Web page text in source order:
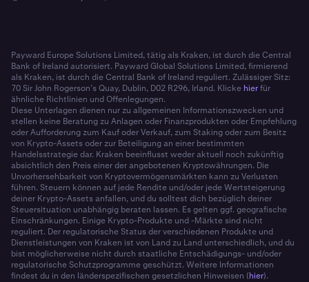
Payward Europe Solutions Limited, tätig als Kraken, ist durch die Central
Bank of Ireland autorisiert. Payward Global Solutions Limited, firmierend
als Kraken, ist durch die Central Bank of Ireland reguliert. Zulässiger Sitz:
70 Sir John Rogerson’s Quay, Dublin, D02 R296, Irland. Klicke hierfür
ähnliche Richtlinien und Offenlegungen.
Diese Unterlagen dienen nur zu allgemeinen Informationszwecken und
stellen keine Beratung zu Anlagen oder Finanzprodukten oder Empfehlung
oder Aufforderung zum Kauf oder Verkauf, zum Staking oder zum Besitz
von Krypto-Assets oder zur Beteiligung an einer bestimmten
Handelsstrategie dar. Kraken beeinflusst weder aktuell noch zukünftig
absichtlich den Preis einer der angebotenen Kryptowährungen. Die
Unvorhersehbarkeit von Kryptovermögensmärkten kann zu Verlusten
führen. Steuern können auf jede Rendite und/oder jede Wertsteigerung
deiner Krypto-Assets anfallen, und du solltest dich bezüglich deiner
Steuersituation unabhängig beraten lassen. Es gelten ggf. geografische
Einschränkungen. Einige Krypto-Produkte und -Märkte sind nicht
reguliert. Der regulatorische Status der verschiedenen Produkte und
Dienstleistungen von Kraken ist von Land zu Land unterschiedlich, und du
bist möglicherweise nicht durch staatliche Entschädigungs- und/oder
regulatorische Schutzprogramme geschützt. Weitere Informationen
findest du in den länderspezifischen gesetzlichen Hinweisen (hier).